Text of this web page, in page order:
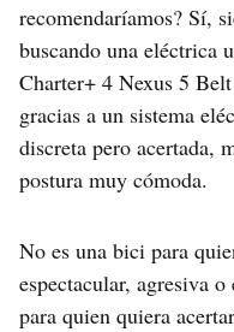
recomendaríamos? Sí,
buscando una eléctrica
Charter+ 4 Nexus 5
gracias a un sistema
discreta pero acertada,
postura muy cómoda.
No es una bici para
espectacular, agresiva
para quien quiera